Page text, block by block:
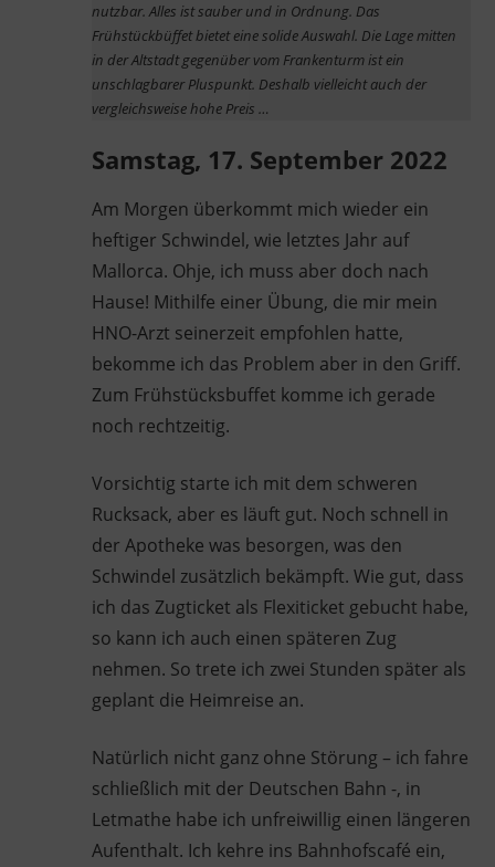
nutzbar. Alles ist sauber und in Ordnung. Das
Frühstückbüffet bietet eine solide Auswahl. Die Lage mitten
in der Altstadt gegenüber vom Frankenturm ist ein
unschlagbarer Pluspunkt. Deshalb vielleicht auch der
vergleichsweise hohe Preis …
Samstag, 17. September 2022
Am Morgen überkommt mich wieder ein
heftiger Schwindel, wie letztes Jahr auf
Mallorca. Ohje, ich muss aber doch nach
Hause! Mithilfe einer Übung, die mir mein
HNO-Arzt seinerzeit empfohlen hatte,
bekomme ich das Problem aber in den Griff.
Zum Frühstücksbuffet komme ich gerade
noch rechtzeitig.
Vorsichtig starte ich mit dem schweren
Rucksack, aber es läuft gut. Noch schnell in
der Apotheke was besorgen, was den
Schwindel zusätzlich bekämpft. Wie gut, dass
ich das Zugticket als Flexiticket gebucht habe,
so kann ich auch einen späteren Zug
nehmen. So trete ich zwei Stunden später als
geplant die Heimreise an.
Natürlich nicht ganz ohne Störung – ich fahre
schließlich mit der Deutschen Bahn -, in
Letmathe habe ich unfreiwillig einen längeren
Aufenthalt. Ich kehre ins Bahnhofscafé ein,